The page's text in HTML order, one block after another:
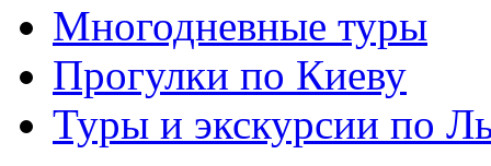
Многодневные туры
Прогулки по Киеву
Туры и экскурсии по